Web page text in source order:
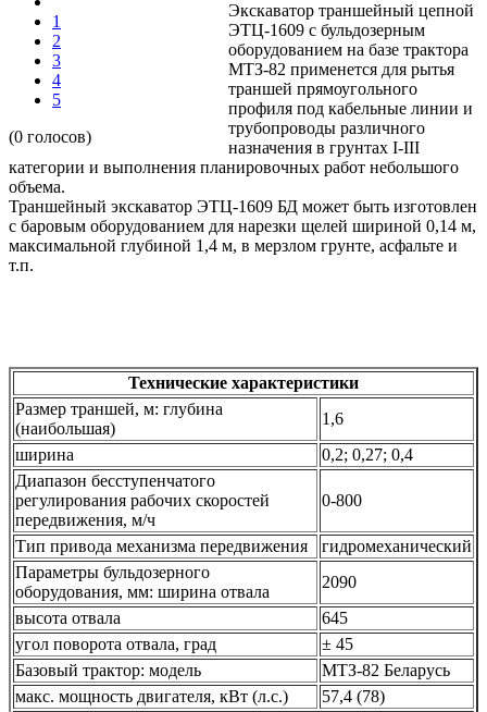
1
2
3
4
5
(0 голосов)
Экскаватор траншейный цепной
ЭТЦ-1609 с бульдозерным
оборудованием на базе трактора
МТЗ-82 применется для рытья
траншей прямоугольного
профиля под кабельные линии и
трубопроводы различного
назначения в грунтах I-III
категории и выполнения планировочных работ небольшого
объема.
Траншейный экскаватор ЭТЦ-1609 БД может быть изготовлен
с баровым оборудованием для нарезки щелей шириной 0,14 м,
максимальной глубиной 1,4 м, в мерзлом грунте, асфальте и
т.п.
Технические характеристики
Размер траншей, м: глубина
(наибольшая)
1,6
ширина
0,2; 0,27; 0,4
Диапазон бесступенчатого
регулирования рабочих скоростей
передвижения, м/ч
0-800
Тип привода механизма передвижения
гидромеханический
Параметры бульдозерного
оборудования, мм: ширина отвала
2090
высота отвала
645
угол поворота отвала, град
± 45
Базовый трактор: модель
МТЗ-82 Беларусь
макс. мощность двигателя, кВт (л.с.)
57,4 (78)